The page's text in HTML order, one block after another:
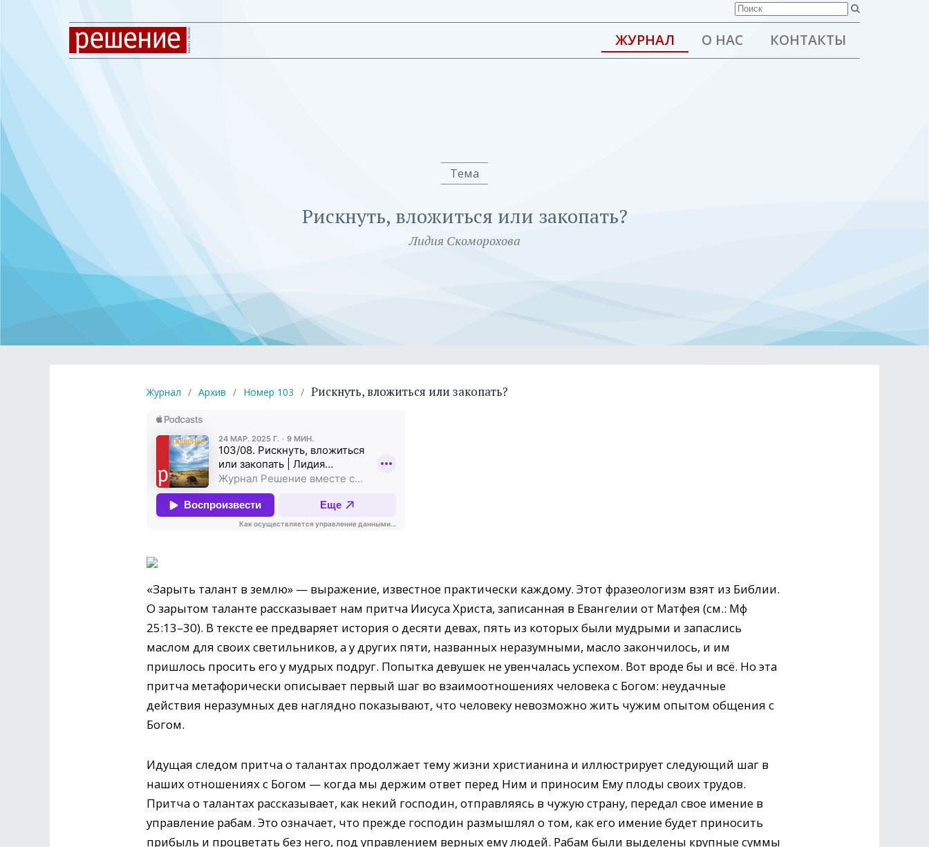
ЖУРНАЛ О НАС КОНТАКТЫ
Тема
Рискнуть, вложиться или закопать?
Лидия Скоморохова
Журнал / Архив / Номер 103 / Рискнуть, вложиться или закопать?
«Зарыть талант в землю» — выражение, известное практически каждому. Этот фразеологизм взят из Библии.
О зарытом таланте рассказывает нам притча Иисуса Христа, записанная в Евангелии от Матфея (см.: Мф
25:13–30). В тексте ее предваряет история о десяти девах, пять из которых были мудрыми и запаслись
маслом для своих светильников, а у других пяти, названных неразумными, масло закончилось, и им
пришлось просить его у мудрых подруг. Попытка девушек не увенчалась успехом. Вот вроде бы и всё. Но эта
притча метафорически описывает первый шаг во взаимоотношениях человека с Богом: неудачные
действия неразумных дев наглядно показывают, что человеку невозможно жить чужим опытом общения с
Богом.
Идущая следом притча о талантах продолжает тему жизни христианина и иллюстрирует следующий шаг в
наших отношениях с Богом — когда мы держим ответ перед Ним и приносим Ему плоды своих трудов.
Притча о талантах рассказывает, как некий господин, отправляясь в чужую страну, передал свое имение в
управление рабам. Это означает, что прежде гос­подин размышлял о том, как его имение будет приносить
прибыль и процветать без него, под управлением верных ему людей. Рабам были выделены крупные суммы